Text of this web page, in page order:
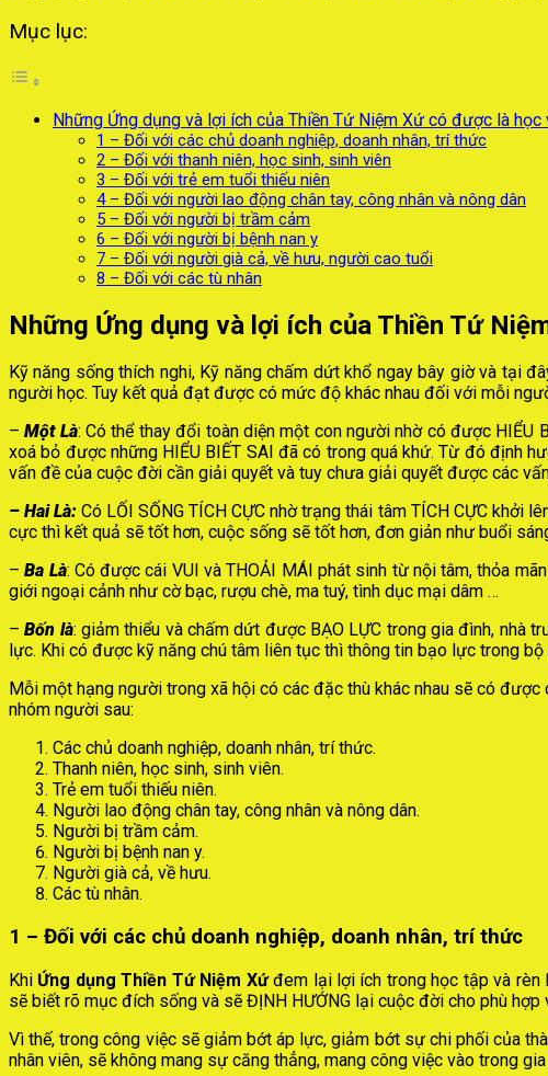
Mục lục:
Những Ứng dụng và lợi ích của Thiền Tứ Niệm Xứ có được là học
1 – Đối với các chủ doanh nghiệp, doanh nhân, trí thức
2 – Đối với thanh niên, học sinh, sinh viên
3 – Đối với trẻ em tuổi thiếu niên
4 – Đối với người lao động chân tay, công nhân và nông dân
5 – Đối với người bị trầm cảm
6 – Đối với người bị bệnh nan y
7 – Đối với người già cả, về hưu, người cao tuổi
8 – Đối với các tù nhân
Những Ứng dụng và lợi ích của Thiền Tứ
Kỹ năng sống thích nghi, Kỹ năng chấm dứt khổ ngay bây giờ và tại
người học. Tuy kết quả đạt được có mức độ khác nhau đối với mỗi
–Một Là: Có thể thay đổi toàn diện một con người nhờ có được HIỂU
xoá bỏ được những HIỂU BIẾT SAI đã có trong quá khứ. Từ đó định
vấn đề của cuộc đời cần giải quyết và tuy chưa giải quyết được các
– Hai Là: Có LỐI SỐNG TÍCH CỰC nhờ trạng thái tâm TÍCH CỰC khởi
cực thì kết quả sẽ tốt hơn, cuộc sống sẽ tốt hơn, đơn giản như buổi
– Ba Là: Có được cái VUI và THOẢI MÁI phát sinh từ nội tâm, thỏa
giới ngoại cảnh như cờ bạc, rượu chè, ma tuý, tình dục mại dâm …
–Bốn là: giảm thiểu và chấm dứt được BẠO LỰC trong gia đình,
lực. Khi có được kỹ năng chú tâm liên tục thì thông tin bạo lực trong
Mỗi một hạng người trong xã hội có các đặc thù khác nhau sẽ có
nhóm người sau:
Các chủ doanh nghiệp, doanh nhân, trí thức.
Thanh niên, học sinh, sinh viên.
Trẻ em tuổi thiếu niên.
Người lao động chân tay, công nhân và nông dân.
Người bị trầm cảm.
Người bị bệnh nan y.
Người già cả, về hưu.
Các tù nhân.
1 – Đối với các chủ doanh nghiệp, doanh nhân, trí thức
Khi Ứng dụng Thiền Tứ Niệm Xứđem lại lợi ích trong học tập và rèn
sẽ biết rõ mục đích sống và sẽ ĐỊNH HƯỚNG lại cuộc đời cho phù
Vì thế, trong công việc sẽ giảm bớt áp lực, giảm bớt sự chi phối của
nhân viên, sẽ không mang sự căng thẳng, mang công việc vào trong